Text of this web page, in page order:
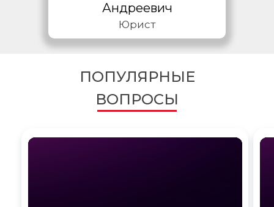
Андреевич
Юрист
ПОПУЛЯРНЫЕ
ВОПРОСЫ